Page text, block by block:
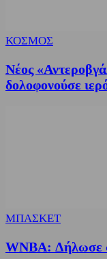
ΚΟΣΜΟΣ
Νέος
δολοφονούσε
ΜΠΑΣΚΕΤ
WNBA: Δήλωσε